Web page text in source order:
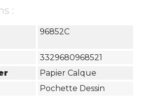
:
96852C
3329680968521
Papier Calque
Pochette Dessin